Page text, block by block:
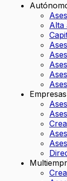
Alta
Empresas